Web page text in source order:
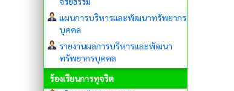
แผนการบริหารและพัฒนาทรัพยากร
บุคคล
รายงานผลการบริหารและพัฒนา
ทรัพยากรบุคคล
ร้องเรียนการทุจริต